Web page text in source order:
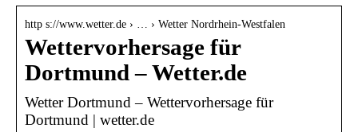
http s://www.wetter.de › … › Wetter Nordrhein-Westfalen
Wettervorhersage für
Dortmund – Wetter.de
Wetter Dortmund – Wettervorhersage für
Dortmund | wetter.de